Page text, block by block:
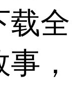
载全
，